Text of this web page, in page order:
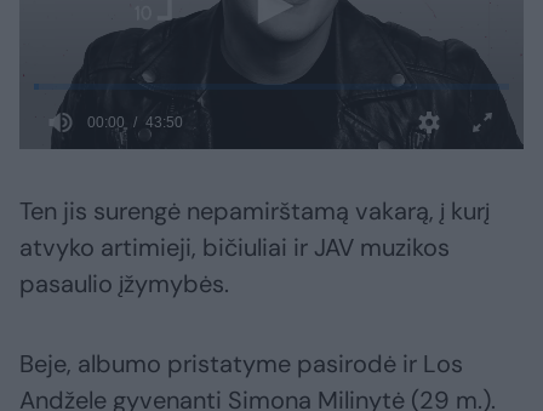
Ten jis surengė nepamirštamą vakarą, į kurį
atvyko artimieji, bičiuliai ir JAV muzikos
pasaulio įžymybės.
Beje, albumo pristatyme pasirodė ir Los
Andžele gyvenanti Simona Milinytė (29 m.).